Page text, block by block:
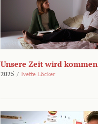
Unsere Zeit wird kommen
2025 / Ivette Löcker